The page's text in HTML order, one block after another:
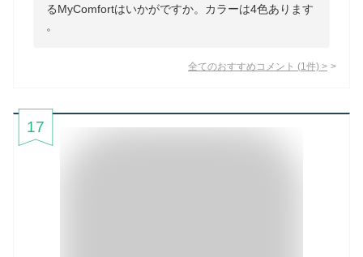
るMyComfortはいかがですか。カラーは4色あります
。
全てのおすすめコメント (1 件) >
17